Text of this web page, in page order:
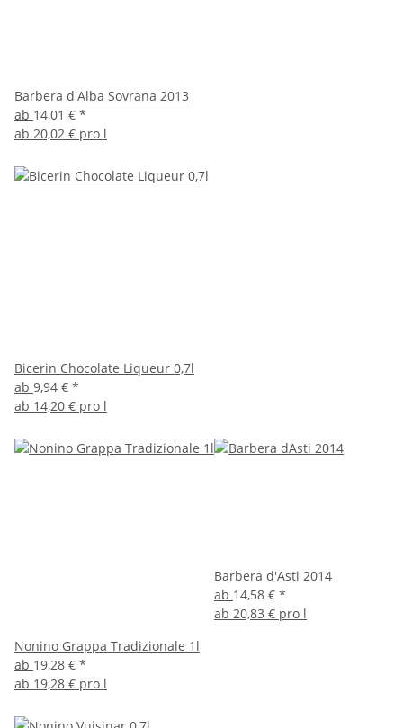
Barbera d'Alba Sovrana 2013
ab 14,01 € *
ab 20,02 € pro l
Bicerin Chocolate Liqueur 0,7l
ab 9,94 € *
ab 14,20 € pro l
Nonino Grappa Tradizionale 1l
ab 19,28 € *
ab 19,28 € pro l
Barbera d'Asti 2014
ab 14,58 € *
ab 20,83 € pro l